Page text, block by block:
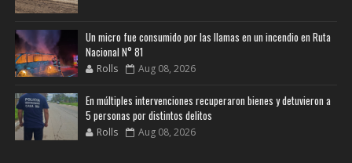
Un micro fue consumido por las llamas en un incendio en Ruta
Nacional N° 81
Rolls Aug 08, 2026
En múltiples intervenciones recuperaron bienes y detuvieron a
5 personas por distintos delitos
Rolls Aug 08, 2026